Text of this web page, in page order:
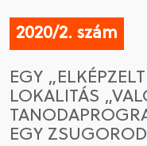
DÍJAK
NYELVVÁLASZTÁS
2020/2. szám
EGY
LOKALITÁS
EGY